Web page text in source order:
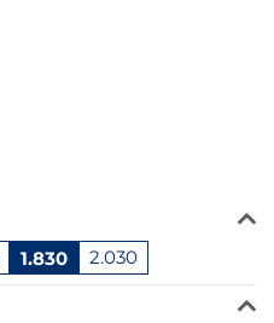
1.830 2.030